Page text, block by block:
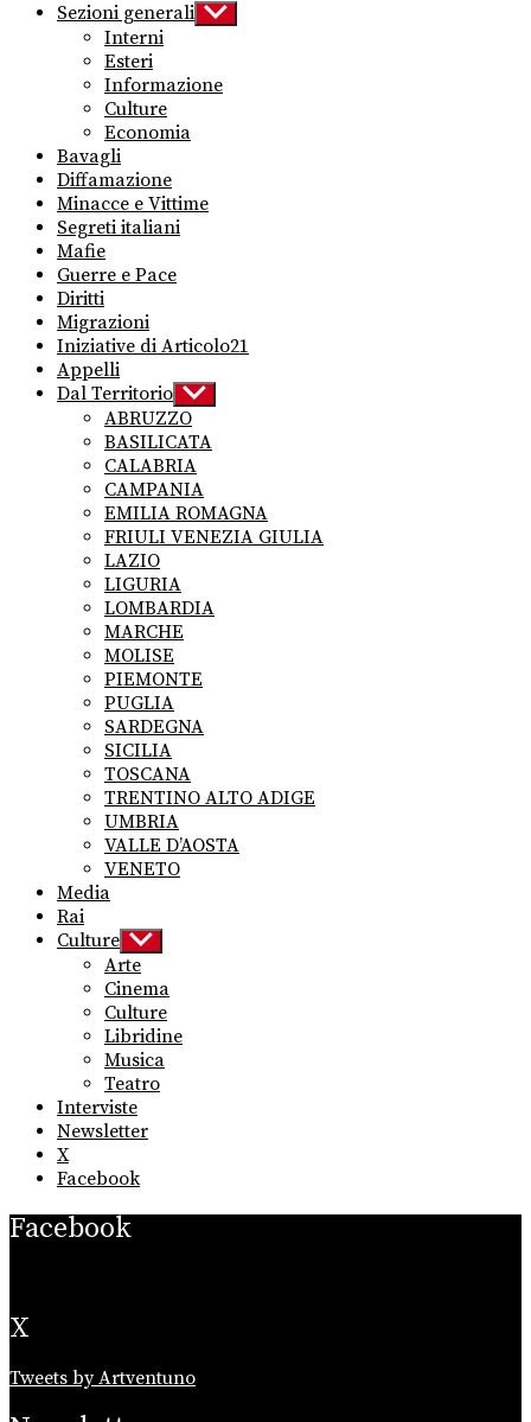
Sezioni generali Show
sub
Interni
Esteri
Informazione
Culture
Economia
Bavagli
Diffamazione
Minacce e Vittime
Segreti italiani
Mafie
Guerre e Pace
Diritti
Migrazioni
Iniziative di Articolo21
Appelli
Dal Territorio Show
sub
menu
ABRUZZO
BASILICATA
CALABRIA
CAMPANIA
EMILIA ROMAGNA
FRIULI VENEZIA GIULIA
LAZIO
LIGURIA
LOMBARDIA
MARCHE
MOLISE
PIEMONTE
PUGLIA
SARDEGNA
SICILIA
TOSCANA
TRENTINO ALTO ADIGE
UMBRIA
VALLE D’AOSTA
VENETO
Media
Rai
Culture Show
sub
menu
Arte
Cinema
Culture
Libridine
Musica
Teatro
Interviste
Newsletter
X
Facebook
Facebook
X
Tweets by Artventuno